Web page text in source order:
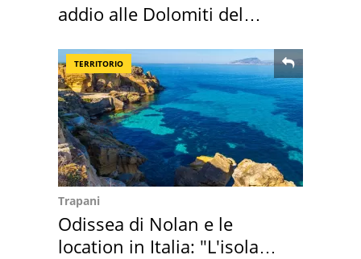
addio alle Dolomiti del
TERRITORIO
Trapani
Odissea di Nolan e le
location in Italia: "L'isola